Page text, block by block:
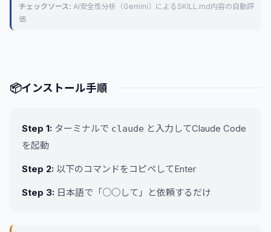
チェックソース: AI安全性分析（Gemini）によるSKILL.md内容の自動評
価
📦インストール手順
Step 1: ターミナルで claude と入力してClaude Code
を起動
Step 2: 以下のコマンドをコピペしてEnter
Step 3: 日本語で「○○して」と依頼するだけ